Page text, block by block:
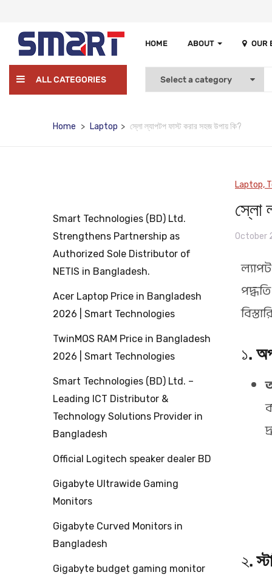
HOME ABOUT OUR
ALL CATEGORIES
Home Laptop স্লো ল্যাপটপ ফাস্ট করার সহজ উপায় কি?
Smart Technologies (BD) Ltd.
Strengthens Partnership as
Authorized Sole Distributor of
NETIS in Bangladesh.
Acer Laptop Price in Bangladesh
2026 | Smart Technologies
TwinMOS RAM Price in Bangladesh
2026 | Smart Technologies
Smart Technologies (BD) Ltd. –
Leading ICT Distributor &
Technology Solutions Provider in
Bangladesh
Official Logitech speaker dealer BD
Gigabyte Ultrawide Gaming
Monitors
Gigabyte Curved Monitors in
Bangladesh
Gigabyte budget gaming monitor
Laptop,
স্লো
October
১.
২.